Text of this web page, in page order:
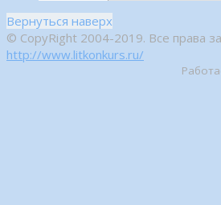
Вернуться наверх
© CopyRight 2004-2019. Все права
http://www.litkonkurs.ru/